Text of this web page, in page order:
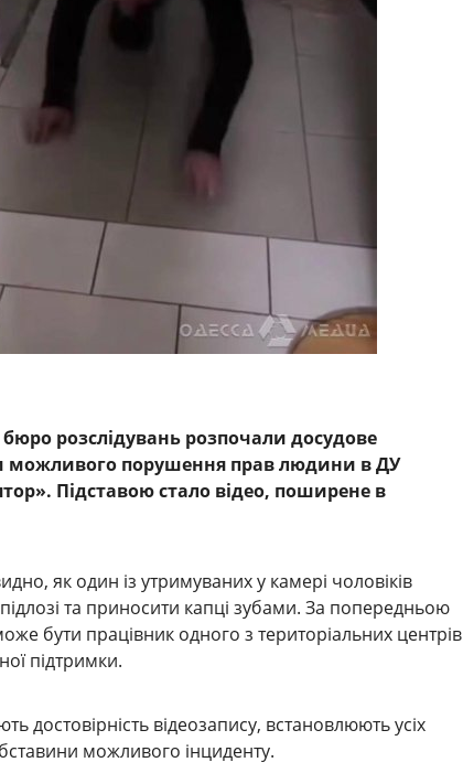
розслідувань розпочали досудове
можливого порушення прав людини в ДУ
Підставою стало відео, поширене в
як один із утримуваних у камері чоловіків
та приносити капці зубами. За попередньою
бути працівник одного з територіальних центрів
підтримки.
достовірність відеозапису, встановлюють усіх
можливого інциденту.